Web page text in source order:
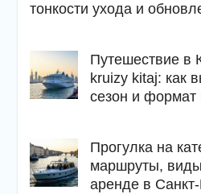
тонкости ухода и
Путешествие в
kruizy kitaj: как
сезон и формат
Прогулка на
маршруты,
аренде в